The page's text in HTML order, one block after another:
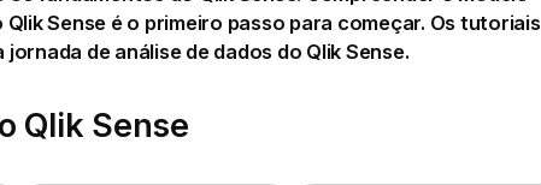
Qlik Sense é o primeiro passo para começar. Os tutoriais
de análise de dados do Qlik Sense.
Qlik Sense